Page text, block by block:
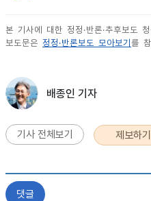
본 기사에 대한 정정·반론·추후보도
보도문은 정정·반론보도 모아보기 를
배종인 기자
기사 전체보기 제보하기
댓글